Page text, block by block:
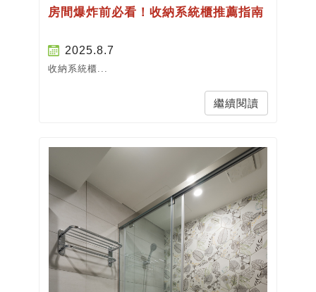
房間爆炸前必看！收納系統櫃推薦指南
2025.8.7
收納系統櫃...
繼續閱讀